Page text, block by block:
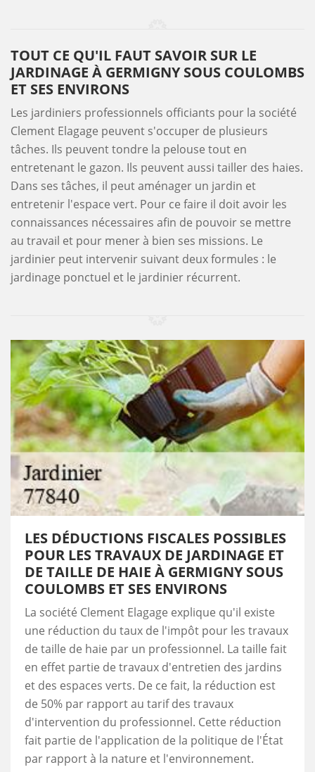
TOUT CE QU'IL FAUT SAVOIR SUR LE
JARDINAGE À GERMIGNY SOUS COULOMBS
ET SES ENVIRONS
Les jardiniers professionnels officiants pour la société
Clement Elagage peuvent s'occuper de plusieurs
tâches. Ils peuvent tondre la pelouse tout en
entretenant le gazon. Ils peuvent aussi tailler des haies.
Dans ses tâches, il peut aménager un jardin et
entretenir l'espace vert. Pour ce faire il doit avoir les
connaissances nécessaires afin de pouvoir se mettre
au travail et pour mener à bien ses missions. Le
jardinier peut intervenir suivant deux formules : le
jardinage ponctuel et le jardinier récurrent.
LES DÉDUCTIONS FISCALES POSSIBLES
POUR LES TRAVAUX DE JARDINAGE ET
DE TAILLE DE HAIE À GERMIGNY SOUS
COULOMBS ET SES ENVIRONS
La société Clement Elagage explique qu'il existe
une réduction du taux de l'impôt pour les travaux
de taille de haie par un professionnel. La taille fait
en effet partie de travaux d'entretien des jardins
et des espaces verts. De ce fait, la réduction est
de 50% par rapport au tarif des travaux
d'intervention du professionnel. Cette réduction
fait partie de l'application de la politique de l'État
par rapport à la nature et l'environnement.